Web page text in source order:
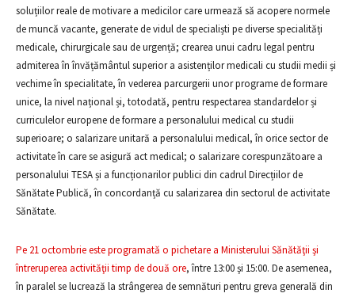
soluțiilor reale de motivare a medicilor care urmează să acopere normele
de muncă vacante, generate de vidul de specialiști pe diverse specialități
medicale, chirurgicale sau de urgență; crearea unui cadru legal pentru
admiterea în învățământul superior a asistenților medicali cu studii medii și
vechime în specialitate, în vederea parcurgerii unor programe de formare
unice, la nivel național și, totodată, pentru respectarea standardelor și
curriculelor europene de formare a personalului medical cu studii
superioare; o salarizare unitară a personalului medical, în orice sector de
activitate în care se asigură act medical; o salarizare corespunzătoare a
personalului TESA și a funcționarilor publici din cadrul Direcțiilor de
Sănătate Publică, în concordanță cu salarizarea din sectorul de activitate
Sănătate.
Pe 21 octombrie este programată o pichetare a Ministerului Sănătăţii şi
întreruperea activităţii timp de două ore, între 13:00 şi 15:00. De asemenea,
în paralel se lucrează la strângerea de semnături pentru greva generală din